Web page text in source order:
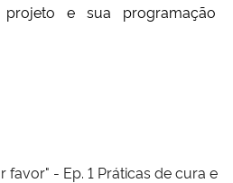
e sua programação
favor" - Ep. 1 Práticas de cura e